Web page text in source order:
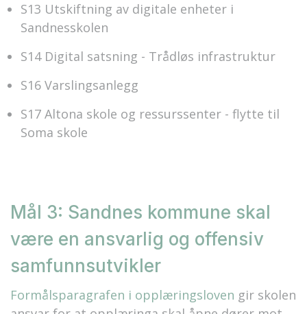
S13 Utskiftning av digitale enheter i
Sandnesskolen
S14 Digital satsning - Trådløs infrastruktur
S16 Varslingsanlegg
S17 Altona skole og ressurssenter - flytte til
Soma skole
Mål 3: Sandnes kommune skal
være en ansvarlig og offensiv
samfunnsutvikler
Formålsparagrafen i opplæringsloven gir skolen